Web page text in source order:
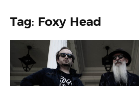
Tag: Foxy Head